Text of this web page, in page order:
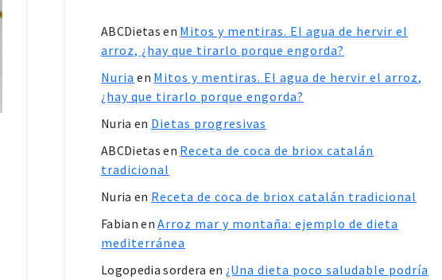
ABCDietas en Mitos y mentiras. El agua de hervir el
arroz, ¿hay que tirarlo porque engorda?
Nuria en Mitos y mentiras. El agua de hervir el arroz,
¿hay que tirarlo porque engorda?
Nuria en Dietas progresivas
ABCDietas en Receta de coca de briox catalán
tradicional
Nuria en Receta de coca de briox catalán tradicional
Fabian enArroz mar y montaña: ejemplo de dieta
mediterránea
Logopedia sordera en ¿Una dieta poco saludable podría